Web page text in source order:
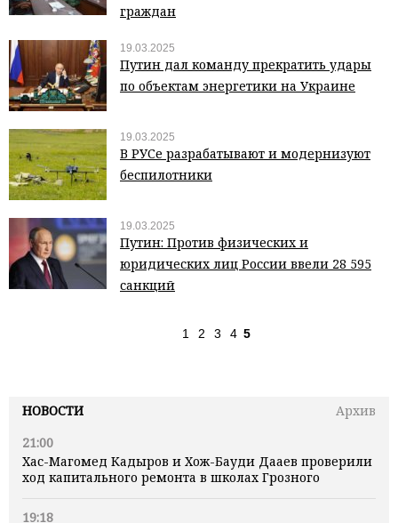
НОВОСТИ
Архив
21:00
Хас-Магомед Кадыров и Хож-Бауди Дааев проверили
ход капитального ремонта в школах Грозного
19:18
граждан
19.03.2025
Путин дал команду прекратить удары
по объектам энергетики на Украине
19.03.2025
В РУСе разрабатывают и модернизуют
беспилотники
19.03.2025
Путин: Против физических и
юридических лиц России ввели 28 595
санкций
1 2 3 4 5